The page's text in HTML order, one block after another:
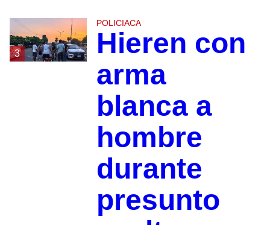
3
POLICIACA
Hieren con
arma
blanca a
hombre
durante
presunto